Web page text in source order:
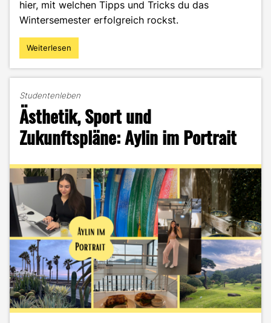
hier, mit welchen Tipps und Tricks du das
Wintersemester erfolgreich rockst.
"Mein
ehrlicher
Guide
durch
das
Wintersemester"
Weiterlesen
Studentenleben
Ästhetik, Sport und
Zukunftspläne: Aylin im Portrait